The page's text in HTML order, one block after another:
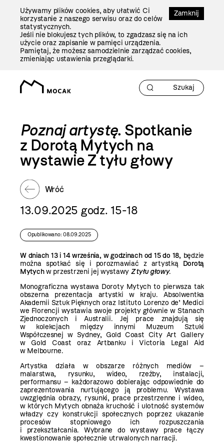
Zamknij
Używamy plików cookies, aby ułatwić Ci
korzystanie z naszego serwisu oraz do celów
statystycznych.
Jeśli nie blokujesz tych plików, to zgadzasz się na ich
użycie oraz zapisanie w pamięci urządzenia.
Pamiętaj, że możesz samodzielnie zarządzać cookies,
zmieniając ustawienia przeglądarki.
Poznaj artystę. Spotkanie
z Dorotą Mytych na
wystawie Z tyłu głowy
Wróć
13.09.2025 godz. 15-18
Opublikowano: 08.09.2025
W dniach 13 i 14 września, w godzinach od 15 do 18, będzie
można spotkać się i porozmawiać z artystką Dorotą
Mytychw przestrzeni jej wystawy Z tyłu głowy.
Monograficzna wystawa Doroty Mytych to pierwsza tak
obszerna prezentacja artystki w kraju. Absolwentka
Akademii Sztuk Pięknych oraz Istituto Lorenzo de’ Medici
we Florencji wystawia swoje projekty głównie w Stanach
Zjednoczonych i Australii. Jej prace znajdują się
w kolekcjach między innymi Muzeum Sztuki
Współczesnej w Sydney, Gold Coast City Art Gallery
w Gold Coast oraz Artbanku i Victoria Legal Aid
w Melbourne.
Artystka działa w obszarze różnych mediów –
malarstwa, rysunku, wideo, rzeźby, instalacji,
performansu – każdorazowo dobierając odpowiednie do
zaprezentowania nurtującego ją problemu. Wystawa
uwzględnia obrazy, rysunki, prace przestrzenne i wideo,
w których Mytych obnaża kruchość i ulotność systemów
władzy czy konstrukcji społecznych poprzez ukazanie
procesów stopniowego ich rozpuszczania
i przekształcania. Wybrane do wystawy prace łączy
kwestionowanie społecznie utrwalonych narracji.